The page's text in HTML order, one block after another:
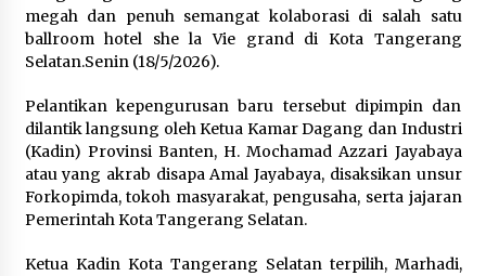
Wagub Malut Apresiasi
Pendampingan Layanan Hukum
Gratis, Kakanwil: Pencatatan Hak
Cipta Musik Kini Rp0
9 Agustus 2026
Kemenkum Malut Semarakkan HUT
RI dan Hari Pengayoman ke-81
melalui Fun Walk di Ternate
9 Agustus 2026
megah dan penuh semangat kolaborasi di salah satu
ballroom hotel she la Vie grand di Kota Tangerang
Selatan.Senin (18/5/2026).
Pelantikan kepengurusan baru tersebut dipimpin dan
dilantik langsung oleh Ketua Kamar Dagang dan Industri
(Kadin) Provinsi Banten, H. Mochamad Azzari Jayabaya
atau yang akrab disapa Amal Jayabaya, disaksikan unsur
Forkopimda, tokoh masyarakat, pengusaha, serta jajaran
Pemerintah Kota Tangerang Selatan.
Ketua Kadin Kota Tangerang Selatan terpilih, Marhadi,